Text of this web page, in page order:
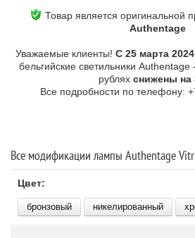
Товар является оригинальной
Authentage
Уважаемые клиенты! С 25 марта
бельгийские светильники
рублях снижены на
Все подробности по телефону:
Все модификации лампы Authentage
Цвет:
бронзовый никелированный